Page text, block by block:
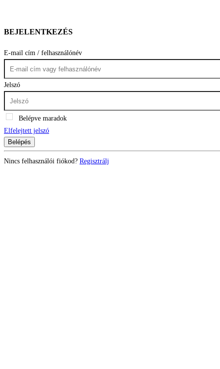
BEJELENTKEZÉS
E-mail cím / felhasználónév
Jelszó
Belépve maradok
Elfelejtett jelszó
Belépés
Nincs felhasználói fiókod? Regisztrálj